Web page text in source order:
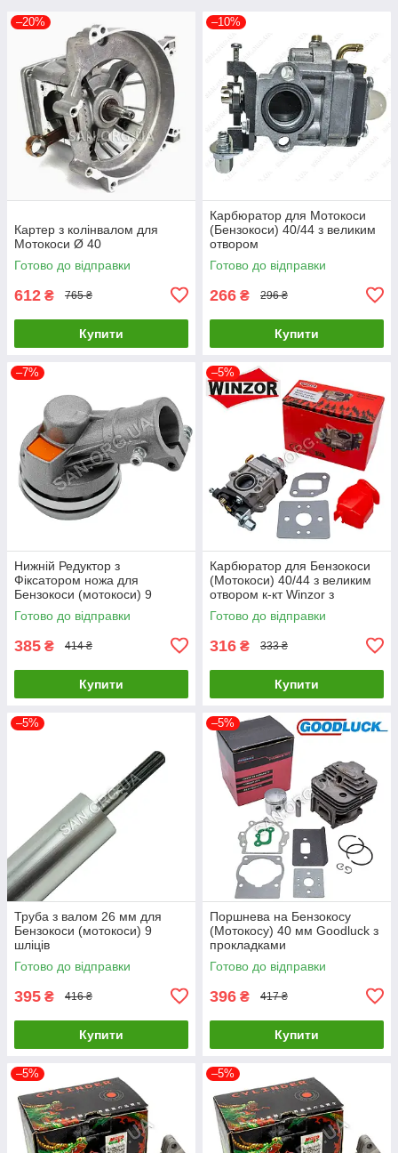
–20%
Картер з колінвалом для
Мотокоси Ø 40
Готово до відправки
612 ₴ 765 ₴
Купити
–10%
Карбюратор для Мотокоси
(Бензокоси) 40/44 з великим
отвором
Готово до відправки
266 ₴ 296 ₴
Купити
–7%
Нижній Редуктор з
Фіксатором ножа для
Бензокоси (мотокоси) 9
шліців d 26 мм
Готово до відправки
385 ₴ 414 ₴
Купити
–5%
Карбюратор для Бензокоси
(Мотокоси) 40/44 з великим
отвором к-кт Winzor з
прокладками
Готово до відправки
316 ₴ 333 ₴
Купити
–5%
Труба з валом 26 мм для
Бензокоси (мотокоси) 9
шліців
Готово до відправки
395 ₴ 416 ₴
Купити
–5%
Поршнева на Бензокосу
(Мотокосу) 40 мм Goodluck з
прокладками
Готово до відправки
396 ₴ 417 ₴
Купити
–5% –5%